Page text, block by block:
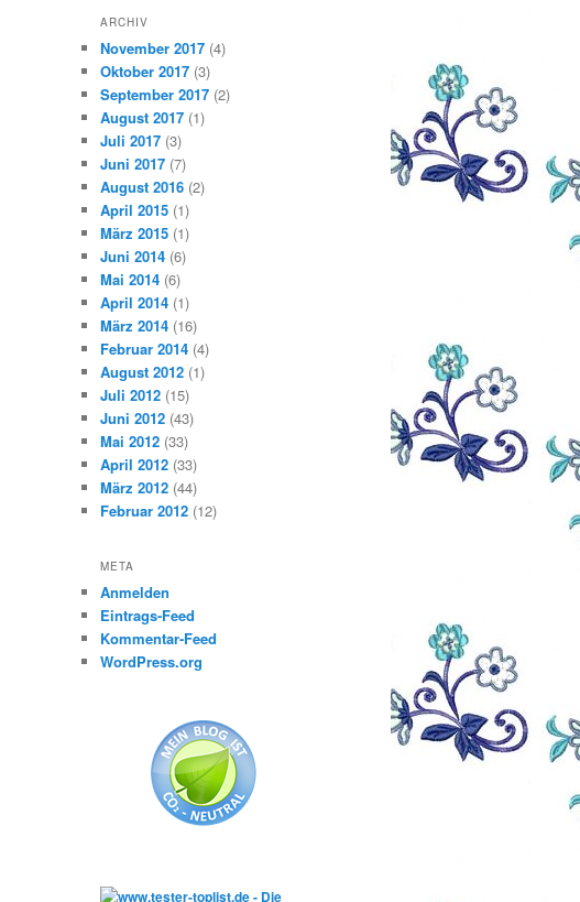
ARCHIV
November 2017 (4)
Oktober 2017 (3)
September 2017 (2)
August 2017 (1)
Juli 2017 (3)
Juni 2017 (7)
August 2016 (2)
April 2015 (1)
März 2015 (1)
Juni 2014 (6)
Mai 2014 (6)
April 2014 (1)
März 2014 (16)
Februar 2014 (4)
August 2012 (1)
Juli 2012 (15)
Juni 2012 (43)
Mai 2012 (33)
April 2012 (33)
März 2012 (44)
Februar 2012 (12)
META
Anmelden
Eintrags-Feed
Kommentar-Feed
WordPress.org